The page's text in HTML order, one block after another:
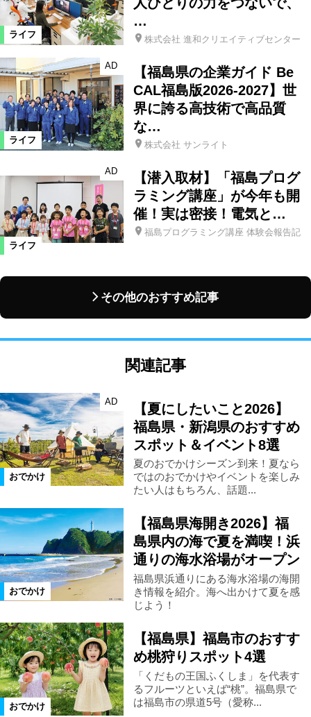
ライフ
…
株式会社 進和クリエイティブセンター
ライフ
AD
【福島県の企業ガイド Be
CAL福島版2026-2027】世
界に誇る高技術で高品質
な…
株式会社 サンライト
ライフ
AD
【潜入取材】「福島プログ
ラミング講座」が今年も開
催！実は密接！電気と…
福島プログラミング講座 体験会報告記
その他のおすすめ記事
関連記事
おでかけ
AD
【夏にしたいこと2026】
福島県・新潟県のおすすめ
スポット＆イベント8選
夏のおでかけシーズン到来！夏なら
ではのおでかけやイベントを楽しみ
たい人はもちろん、話題...
おでかけ
【福島県海開き2026】福
島県内の海で夏を満喫！浜
通りの海水浴場がオープン
福島県浜通りにある海水浴場の海開
き情報を紹介。海へ出かけて夏を感
じよう！
おでかけ
【福島県】福島市のおすす
め桃狩りスポット4選
「くだもの王国ふくしま」を代表す
るフルーツといえば“桃”。福島県で
は福島市の県道5号（愛称...